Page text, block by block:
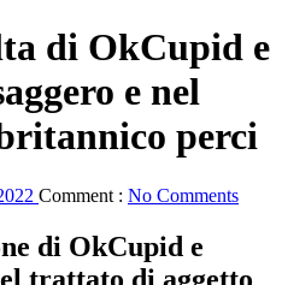
di OkCupid e
e nel
perci
Comment : No Comments
di OkCupid e
trattato di aggetto